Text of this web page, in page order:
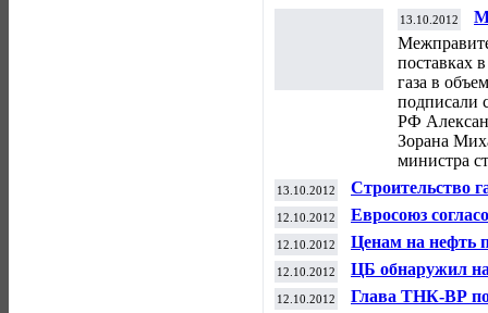
13.10.2012
М
поставках
газа в
подписали
РФ
Зорана
министра
13.10.2012
Строительство
Сербии статус
12.10.2012 Евросоюз
12.10.2012 Ценам на нефть
12.10.2012 ЦБ обнаружил
12.10.2012 Глава ТНК-ВР по